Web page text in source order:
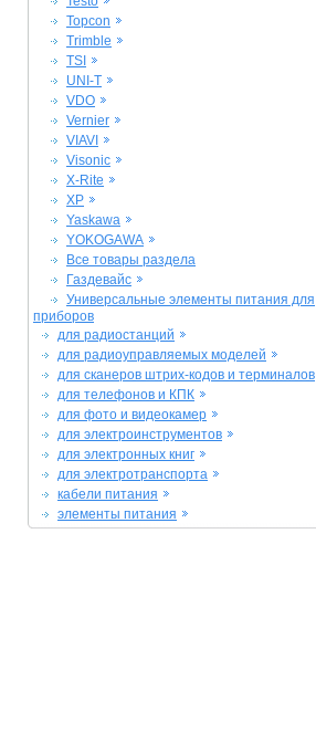
Topcon
Trimble
TSI
UNI-T
VDO
Vernier
VIAVI
Visonic
X-Rite
XP
Yaskawa
YOKOGAWA
Все товары раздела
Газдевайс
Универсальные элементы питания для
приборов
для радиостанций
для радиоуправляемых моделей
для сканеров штрих-кодов и терминалов
для телефонов и КПК
для фото и видеокамер
для электроинструментов
для электронных книг
для электротранспорта
кабели питания
элементы питания